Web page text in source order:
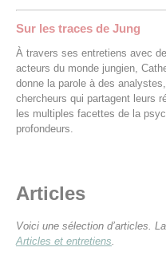
Sur les traces de Jung
À travers ses entretiens avec
acteurs du monde jungien,
donne la parole à des
chercheurs qui partagent leurs
les multiples facettes de la
profondeurs.
Articles
Voici une sélection d’articles.
Articles et entretiens.